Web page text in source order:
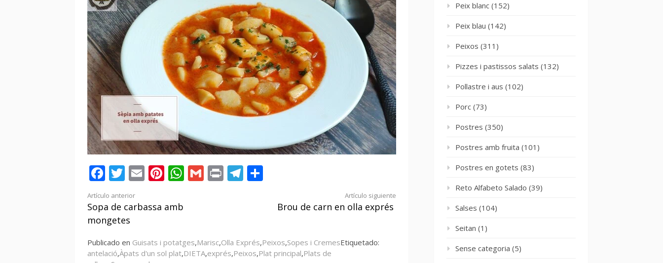
Facebook
Twitter
EmailPinterest
WhatsApp
GmailPrintTelegram
Seguir
leyendo
Artículo anterior
Sopa de carbassa amb
mongetes
Artículo siguiente
Brou de carn en olla exprés
Publicado en Guisats i potatges,Marisc,Olla Exprés,Peixos,Sopes i CremesEtiquetado:
antelació,Àpats d'un sol plat,DIETA,exprés,Peixos,Plat principal,Plats de
Peix blanc (152)
Peix blau (142)
Peixos (311)
Pizzes i pastissos salats (132)
Pollastre i aus (102)
Porc (73)
Postres (350)
Postres amb fruita (101)
Postres en gotets (83)
Reto Alfabeto Salado (39)
Salses (104)
Seitan (1)
Sense categoria (5)